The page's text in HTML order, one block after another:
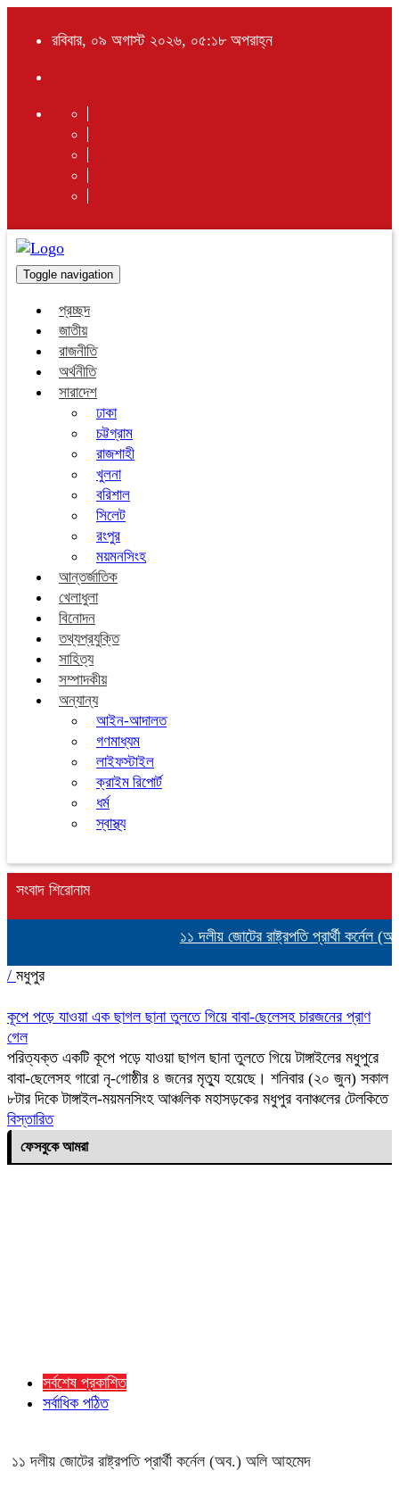
রবিবার, ০৯ অগাস্ট ২০২৬, ০৫:১৮ অপরাহ্ন
Toggle navigation
প্রচ্ছদ
জাতীয়
রাজনীতি
অর্থনীতি
সারাদেশ
ঢাকা
চট্টগ্রাম
রাজশাহী
খুলনা
বরিশাল
সিলেট
রংপুর
ময়মনসিংহ
আন্তর্জাতিক
খেলাধুলা
বিনোদন
তথ্যপ্রযুক্তি
সাহিত্য
সম্পাদকীয়
অন্যান্য
আইন-আদালত
গণমাধ্যম
লাইফস্টাইল
ক্রাইম রিপোর্ট
ধর্ম
স্বাস্থ্য
সংবাদ শিরোনাম
১১ দলীয় জোটের রাষ্ট্রপতি প্রার্থী কর্নেল
/ মধুপুর
কূপে পড়ে যাওয়া এক ছাগল ছানা তুলতে গিয়ে বাবা-ছেলেসহ চারজনের প্রাণ
গেল
পরিত্যক্ত একটি কূপে পড়ে যাওয়া ছাগল ছানা তুলতে গিয়ে টাঙ্গাইলের মধুপুরে
বাবা-ছেলেসহ গারো নৃ-গোষ্ঠীর ৪ জনের মৃত্যু হয়েছে। শনিবার (২০ জুন) সকাল
৮টার দিকে টাঙ্গাইল-ময়মনসিংহ আঞ্চলিক মহাসড়কের মধুপুর বনাঞ্চলের টেলকিতে
বিস্তারিত
ফেসবুকে আমরা
সর্বশেষ প্রকাশিত
সর্বাধিক পঠিত
১১ দলীয় জোটের রাষ্ট্রপতি প্রার্থী কর্নেল (অব.) অলি আহমেদ